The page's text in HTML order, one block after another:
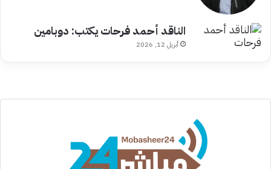
الناقد أحمد فرحات يكتب: دوبامين
أبريل 12, 2026